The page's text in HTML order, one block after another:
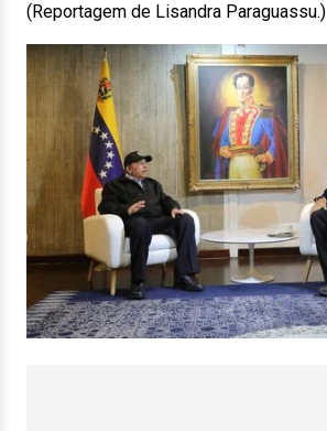
(Reportagem de Lisandra Paraguassu.)